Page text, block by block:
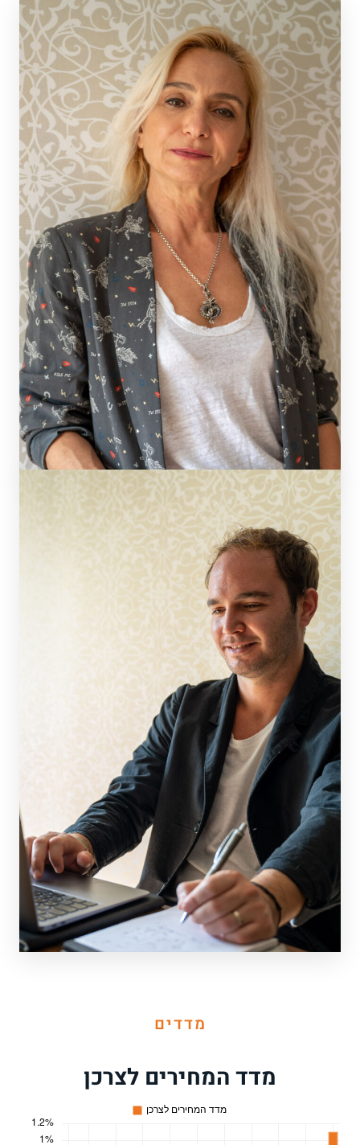
מדדים
מדד המחירים לצרכן